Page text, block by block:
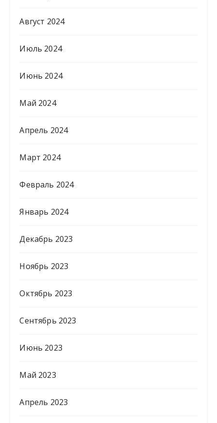
Август 2024
Июль 2024
Июнь 2024
Май 2024
Апрель 2024
Март 2024
Февраль 2024
Январь 2024
Декабрь 2023
Ноябрь 2023
Октябрь 2023
Сентябрь 2023
Июнь 2023
Май 2023
Апрель 2023